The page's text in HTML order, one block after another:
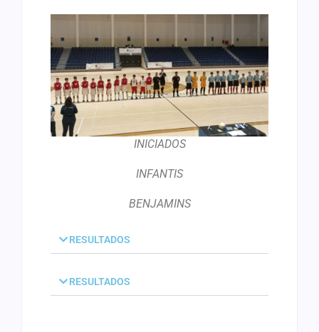
INICIADOS
INFANTIS
BENJAMINS
RESULTADOS
RESULTADOS